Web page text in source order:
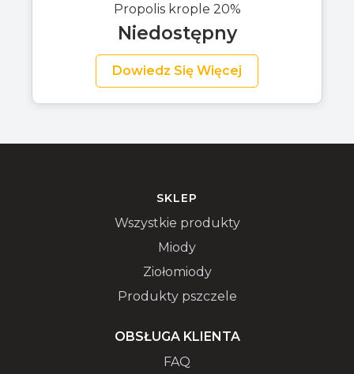
Propolis krople 20%
Niedostępny
Dowiedz Się Więcej
SKLEP
Wszystkie produkty
Miody
Ziołomiody
Produkty pszczele
OBSŁUGA KLIENTA
FAQ